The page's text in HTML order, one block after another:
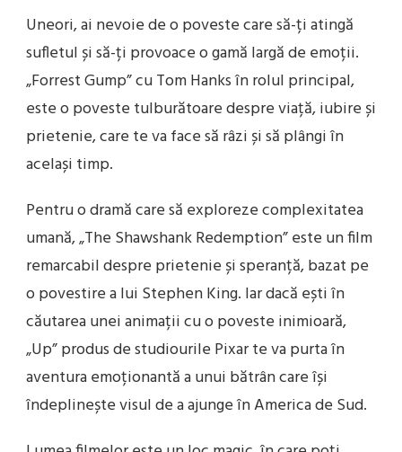
Uneori, ai nevoie de o poveste care să-ți atingă
sufletul și să-ți provoace o gamă largă de emoții.
„Forrest Gump” cu Tom Hanks în rolul principal,
este o poveste tulburătoare despre viață, iubire și
prietenie, care te va face să râzi și să plângi în
același timp.
Pentru o dramă care să exploreze complexitatea
umană, „The Shawshank Redemption” este un film
remarcabil despre prietenie și speranță, bazat pe
o povestire a lui Stephen King. Iar dacă ești în
căutarea unei animații cu o poveste inimioară,
„Up” produs de studiourile Pixar te va purta în
aventura emoționantă a unui bătrân care își
îndeplinește visul de a ajunge în America de Sud.